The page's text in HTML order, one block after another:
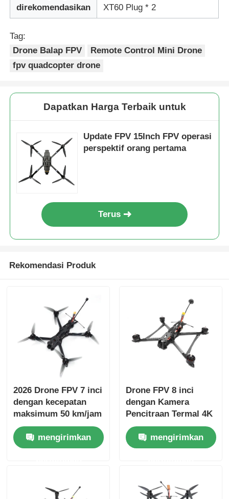
direkomendasikan
XT60 Plug * 2
Tag:
Drone Balap FPV
Remote Control Mini Drone
fpv quadcopter drone
Dapatkan Harga Terbaik untuk
Update FPV 15Inch FPV operasi
perspektif orang pertama
Terus
Rekomendasi Produk
2026 Drone FPV 7 inci
dengan kecepatan
maksimum 50 km/jam
dan kapasitas beban
20 kg untuk aplikasi
industri
mengirimkan
Drone FPV 8 inci
dengan Kamera
Pencitraan Termal 4K
UHD, Beban
Maksimum 50kg, dan
Jarak Terbang
mengirimkan